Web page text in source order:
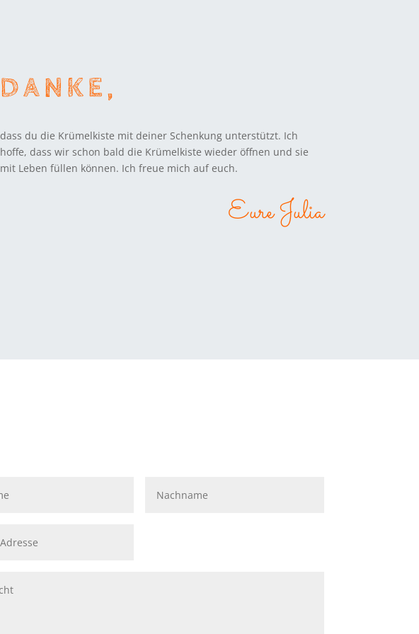
DANKE,
dass du die Krümelkiste mit deiner Schenkung unterstützt. Ich
hoffe, dass wir schon bald die Krümelkiste wieder öffnen und sie
mit Leben füllen können. Ich freue mich auf euch.
Eure Julia